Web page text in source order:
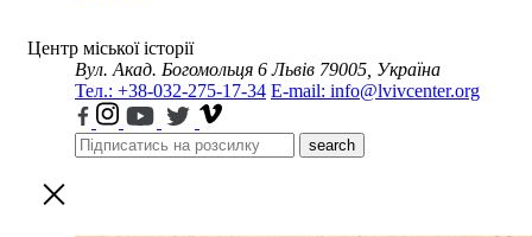
Центр міської історії
Вул. Акад. Богомольця 6 Львів 79005, Україна
Тел.: +38-032-275-17-34 E-mail: info@lvivcenter.org
search